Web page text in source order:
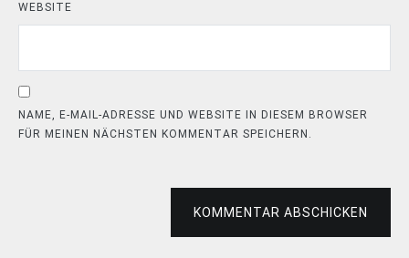
WEBSITE
NAME, E-MAIL-ADRESSE UND WEBSITE IN DIESEM BROWSER
FÜR MEINEN NÄCHSTEN KOMMENTAR SPEICHERN.
KOMMENTAR ABSCHICKEN